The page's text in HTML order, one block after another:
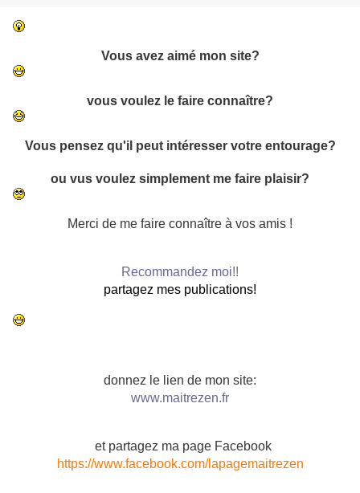
Vous avez aimé mon site?
vous voulez le faire connaître?
Vous pensez qu'il peut intéresser votre entourage?
ou vus voulez simplement me faire plaisir?
Merci de me faire connaître à vos amis !
Recommandez moi!!
partagez mes publications!
donnez le lien de mon site:
www.maitrezen.fr
et partagez ma page Facebook
https://www.facebook.com/lapagemaitrezen